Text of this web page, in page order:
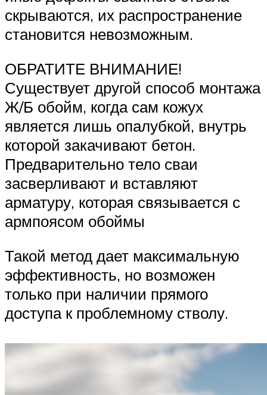
скрываются, их распространение
становится невозможным.
ОБРАТИТЕ ВНИМАНИЕ!
Существует другой способ монтажа
Ж/Б обойм, когда сам кожух
является лишь опалубкой, внутрь
которой закачивают бетон.
Предварительно тело сваи
засверливают и вставляют
арматуру, которая связывается с
армпоясом обоймы
Такой метод дает максимальную
эффективность, но возможен
только при наличии прямого
доступа к проблемному стволу.